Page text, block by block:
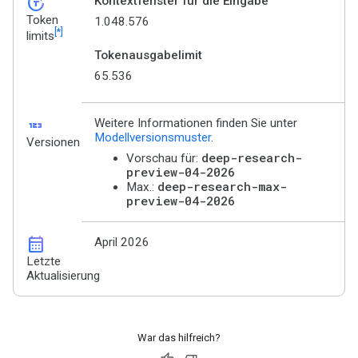
Token
limits [*]
1.048.576
Tokenausgabelimit
65.536
123
Versionen
Weitere Informationen finden Sie unter
Modellversionsmuster.
Vorschau für: deep-research-
preview-04-2026
Max.: deep-research-max-
preview-04-2026
calendar_month
Letzte
Aktualisierung
April 2026
War das hilfreich?